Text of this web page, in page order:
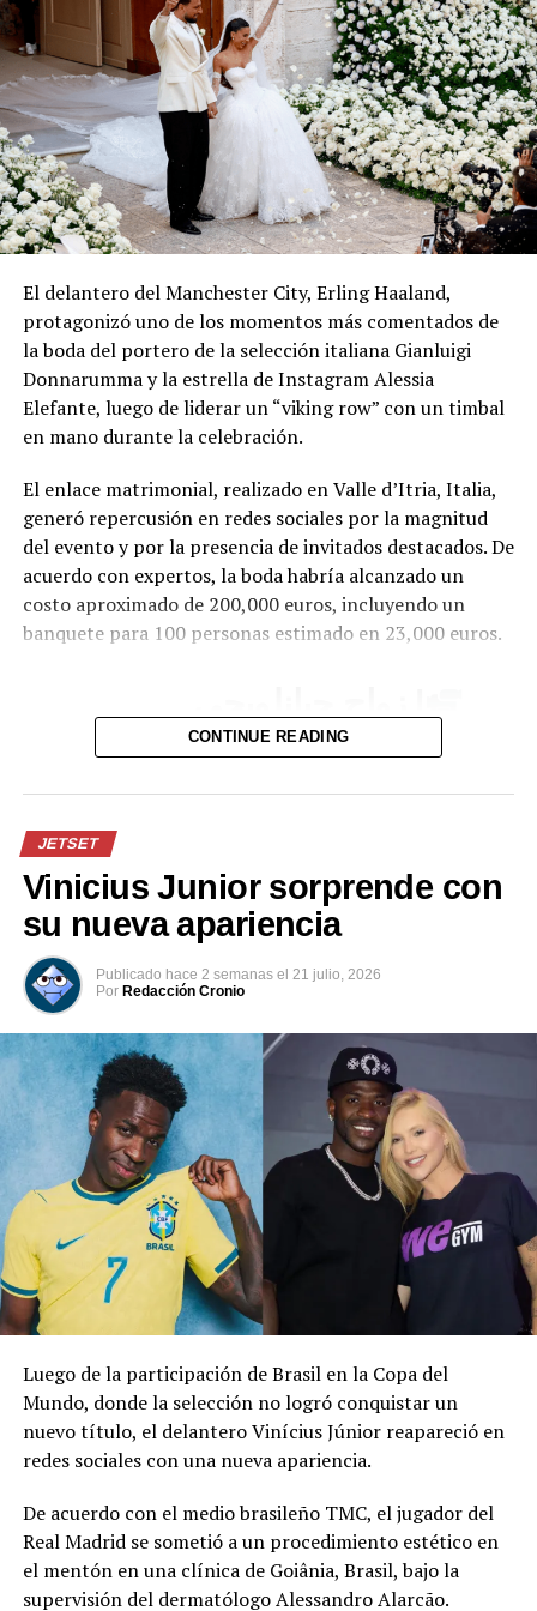
El delantero del Manchester City, Erling Haaland,
protagonizó uno de los momentos más comentados de
la boda del portero de la selección italiana Gianluigi
Donnarumma y la estrella de Instagram Alessia
Elefante, luego de liderar un “viking row” con un timbal
en mano durante la celebración.
El enlace matrimonial, realizado en Valle d’Itria, Italia,
generó repercusión en redes sociales por la magnitud
del evento y por la presencia de invitados destacados. De
acuerdo con expertos, la boda habría alcanzado un
costo aproximado de 200,000 euros, incluyendo un
banquete para 100 personas estimado en 23,000 euros.
دوناروما.
pic.twitter.com/lDJBuhLLl7
— Insider City
(@InsiderCity_Ar)July
24, 2026
Uno de los momentos que más llamó la atención fue la
participación de Haaland en el tradicional “viking row”,
una celebración popularizada por jugadores y
aficionados noruegos durante el Mundial 2026. El
atacante del Manchester City dirigió la coreografía
mientras los invitados remaban sentados sobre el suelo
en el lugar de la recepción.
Erling Haaland brought
the ‘viking row’ to
Gianluigi
Donnarumma’s
wedding
pic.twitter.com/HP6MLIDybX
— Sky Sports Premier
League
CONTINUE READING
JETSET
Vinicius Junior sorprende con
su nueva apariencia
Publicado hace 2 semanas el 21 julio, 2026
Por Redacción Cronio
Luego de la participación de Brasil en la Copa del
Mundo, donde la selección no logró conquistar un
nuevo título, el delantero Vinícius Júnior reapareció en
redes sociales con una nueva apariencia.
De acuerdo con el medio brasileño TMC, el jugador del
Real Madrid se sometió a un procedimiento estético en
el mentón en una clínica de Goiânia, Brasil, bajo la
supervisión del dermatólogo Alessandro Alarcão.